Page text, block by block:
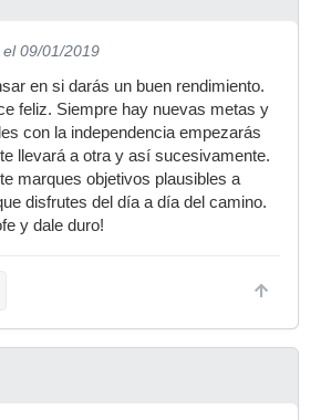
el 09/01/2019
en si darás un buen rendimiento.
feliz. Siempre hay nuevas metas y
con la independencia empezarás
llevará a otra y así sucesivamente.
marques objetivos plausibles a
disfrutes del día a día del camino.
y dale duro!